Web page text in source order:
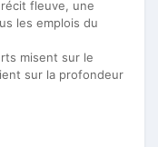
fleuve, une
les emplois du
misent sur le
sur la profondeur